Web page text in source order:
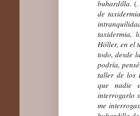
buhardilla.
de
taxidermia,
Höller, en el
todo, desde
podría,
taller de los
que nadie
interrogarlo
me